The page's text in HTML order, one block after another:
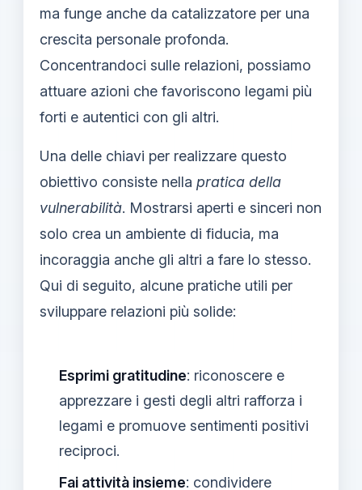
ma funge anche da catalizzatore per una
crescita personale profonda.
Concentrandoci sulle relazioni, possiamo
attuare azioni che favoriscono legami più
forti e autentici con gli altri.
Una delle chiavi per realizzare questo
obiettivo consiste nella pratica della
vulnerabilità. Mostrarsi aperti e sinceri non
solo crea un ambiente di fiducia, ma
incoraggia anche gli altri a fare lo stesso.
Qui di seguito, alcune pratiche utili per
sviluppare relazioni più solide:
Esprimi gratitudine: riconoscere e
apprezzare i gesti degli altri rafforza i
legami e promuove sentimenti positivi
reciproci.
Fai attività insieme: condividere